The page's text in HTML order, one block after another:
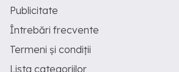
Publicitate
Întrebări frecvente
Termeni și condiții
Lista categoriilor